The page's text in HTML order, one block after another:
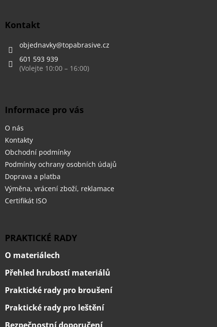
p
Kontakt
objednavky@topabrasive.cz
601 593 939
Informace pro vás
O nás
Kontakty
Obchodní podmínky
Podmínky ochrany osobních údajů
Doprava a platba
Výměna, vrácení zboží, reklamace
Certifikát ISO
PRAKTICKÉ RADY
O materiálech
Přehled hrubostí materiálů
Praktické rady pro broušení
Praktické rady pro leštění
Bezpečnostní doporučení